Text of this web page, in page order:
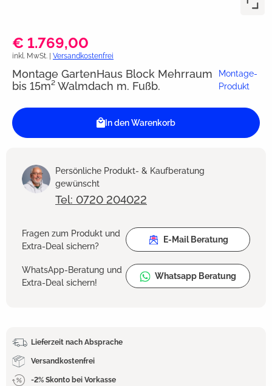
€ 1.769,00
inkl. MwSt. | Versandkostenfrei
Montage GartenHaus Block Mehrraum
bis 15m² Walmdach m. Fußb.
Montage-
Produkt
In den Warenkorb
Persönliche Produkt- & Kaufberatung
gewünscht
Tel: 0720 204022
Fragen zum Produkt und
Extra-Deal sichern?
E-Mail Beratung
WhatsApp-Beratung und
Extra-Deal sichern!
Whatsapp Beratung
Lieferzeit nach Absprache
Versandkostenfrei
-2% Skonto bei Vorkasse